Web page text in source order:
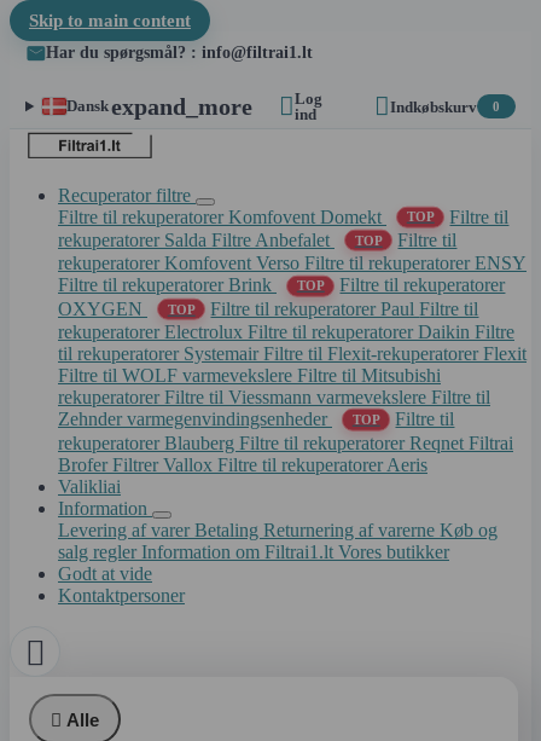
Skip to main content
Har du spørgsmål? : info@filtrai1.lt
Danskexpand_more Log
ind
Indkøbskurv 0
Recuperator filtre
Filtre til rekuperatorer Komfovent Domekt
TOP
Filtre til
rekuperatorer Salda Filtre Anbefalet TOP
Filtre til
rekuperatorer Komfovent Verso Filtre til rekuperatorer ENSY
Filtre til rekuperatorer Brink
TOP
Filtre til rekuperatorer
OXYGEN
TOP Filtre til rekuperatorer PaulFiltre til
rekuperatorer Electrolux Filtre til rekuperatorer Daikin Filtre
til rekuperatorer Systemair Filtre til Flexit-rekuperatorer Flexit
Filtre til WOLF varmevekslere Filtre til Mitsubishi
rekuperatorer Filtre til Viessmann varmevekslere Filtre til
Zehnder varmegenvindingsenheder
TOP
Filtre til
rekuperatorer Blauberg Filtre til rekuperatorer Reqnet Filtrai
Brofer Filtrer Vallox Filtre til rekuperatorer Aeris
Valikliai
Information
Levering af varer Betaling Returnering af varerne Køb og
salg regler Information om Filtrai1.lt Vores butikker
Godt at vide
Kontaktpersoner

 Alle